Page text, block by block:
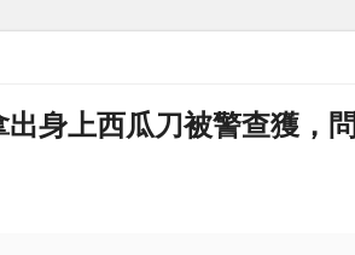
身上西瓜刀被警查獲，